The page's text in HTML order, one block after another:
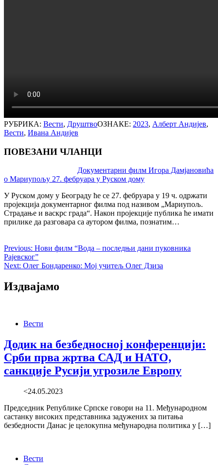
РУБРИКА: Вести, ДруштвоОЗНАКЕ: 2023, Алберт Андијев,
Вести, Ивана Андијев
ПОВЕЗАНИ ЧЛАНЦИ
Документарни филм Игора Дамјановића
о Мариупољу 27. фебруара у Руском дому
У Руском дому у Београду ће се 27. фебруара у 19 ч. одржати
пројекција документарног филма под називом „Мариупољ.
Страдање и васкрс града“. Након пројекције публика ће имати
прилике да разговара са аутором филма, познатим…
navigation
Previous: Нови филм “Вода – последњи дани пуковника
Рајевског”
Next: Олег Бондаренко: Мој учитељ Олег Дзиза
Издвајамо
Вести
Додик на безбедносној конференцији:
Срби прва жртва САД и НАТО,
санкције Русији угрозиле Европу
<24.05.2023
Председник Републике Српске говори на 11. Међународном
састанку високих представника задужених за питања
безбедности Данас је целокупна међународна политика у […]
Вести